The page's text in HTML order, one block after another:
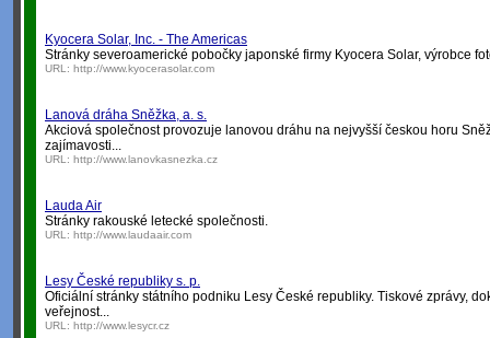
Kyocera Solar, Inc. - The Americas
Stránky severoamerické pobočky japonské firmy Kyocera Solar, výrobce
URL: http://www.kyocerasolar.com
Lanová dráha Sněžka, a. s.
Akciová společnost provozuje lanovou dráhu na nejvyšší českou horu
zajímavosti...
URL: http://www.lanovkasnezka.cz
Lauda Air
Stránky rakouské letecké společnosti.
URL: http://www.laudaair.com
Lesy České republiky s. p.
Oficiální stránky státního podniku Lesy České republiky. Tiskové zprávy,
veřejnost...
URL: http://www.lesycr.cz